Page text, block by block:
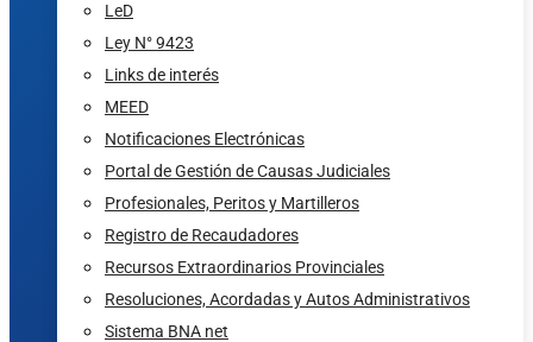
LeD
Ley N° 9423
Links de interés
MEED
Notificaciones Electrónicas
Portal de Gestión de Causas Judiciales
Profesionales, Peritos y Martilleros
Registro de Recaudadores
Recursos Extraordinarios Provinciales
Resoluciones, Acordadas y Autos Administrativos
Sistema BNA net